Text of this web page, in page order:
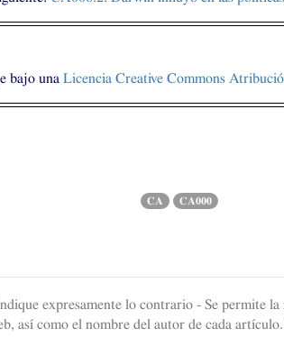
bajo una Licencia Creative Commons
CA CA000
expresamente lo contrario - Se permite
así como el nombre del autor de cada